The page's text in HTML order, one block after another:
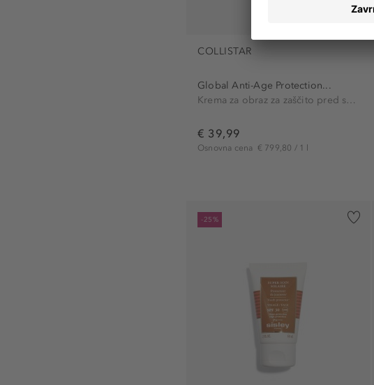
COLLISTAR
Global Anti-Age Protection...
Krema za obraz za zaščito pred soncem
€ 39,99
Osnovna cena € 799,80 / 1 l
-25%